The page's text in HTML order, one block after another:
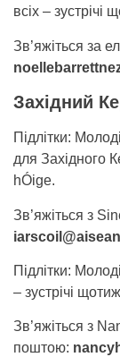
всіх –
Зв’яжіться за
Західний
Підлітки:
для Західного
hÓige.
Зв’яжіться з
Підлітки:
– зустрічі
Зв’яжіться з
поштою: